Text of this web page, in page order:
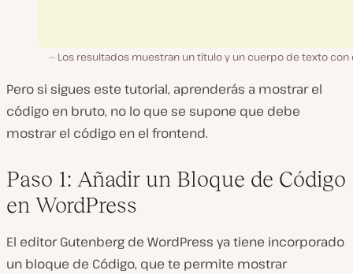
Los resultados muestran un título y un cuerpo de texto con
Pero si sigues este tutorial, aprenderás a mostrar el
código en bruto, no lo que se supone que debe
mostrar el código en el frontend.
Paso 1: Añadir un Bloque de Código
en WordPress
El editor Gutenberg de WordPress ya tiene incorporado
un bloque de Código, que te permite mostrar